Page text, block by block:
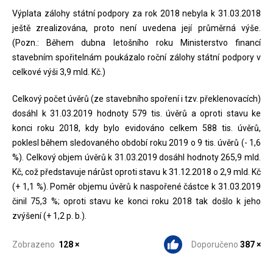
Výplata zálohy státní podpory za rok 2018 nebyla k 31.03.2018
ještě zrealizována, proto není uvedena její průměrná výše.
(Pozn.: Během dubna letošního roku Ministerstvo financí
stavebním spořitelnám poukázalo roční zálohy státní podpory v
celkové výši 3,9 mld. Kč.)
Celkový počet úvěrů (ze stavebního spoření i tzv. překlenovacích)
dosáhl k 31.03.2019 hodnoty 579 tis. úvěrů a oproti stavu ke
konci roku 2018, kdy bylo evidováno celkem 588 tis. úvěrů,
poklesl během sledovaného období roku 2019 o 9 tis. úvěrů (- 1,6
%). Celkový objem úvěrů k 31.03.2019 dosáhl hodnoty 265,9 mld.
Kč, což představuje nárůst oproti stavu k 31.12.2018 o 2,9 mld. Kč
(+ 1,1 %). Poměr objemu úvěrů k naspořené částce k 31.03.2019
činil 75,3 %; oproti stavu ke konci roku 2018 tak došlo k jeho
zvýšení (+ 1,2 p. b.).
Zobrazeno 128 × Doporučeno 387 ×